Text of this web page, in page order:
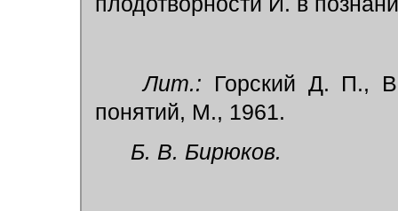
Лит.: Горский Д. П.,
понятий, М., 1961.
Б. В. Бирюков.